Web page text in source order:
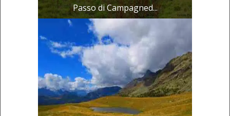
Passo di Campagned...